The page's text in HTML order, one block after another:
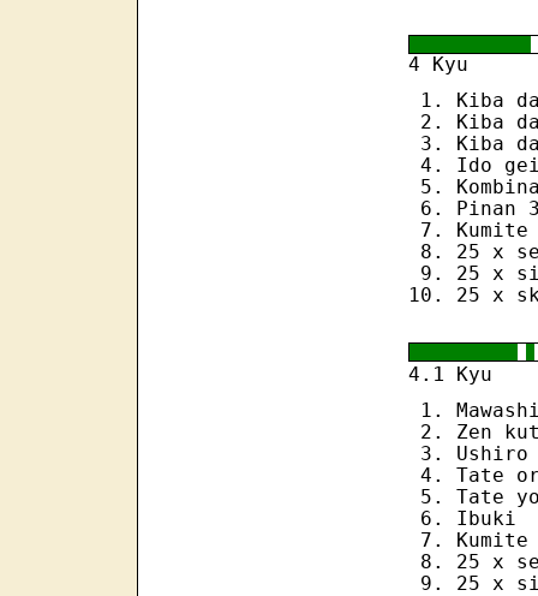
4 Kyu
Kiba
Kiba
Kiba
Ido
Pinan
Kumite
25 x
25 x
25 x
4. 1 Kyu
Zen
Ushiro
Tate
Tate
Ibuki
Kumite
25 x
25 x